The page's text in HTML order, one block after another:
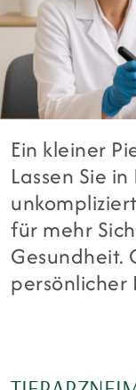
Ein kleiner
Lassen Sie
für mehr
Gesundheit.
persönlicher